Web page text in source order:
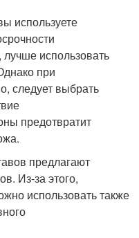
используете
лучше использовать
при
следует выбрать
предотвратит
предлагают
Из-за этого,
использовать также